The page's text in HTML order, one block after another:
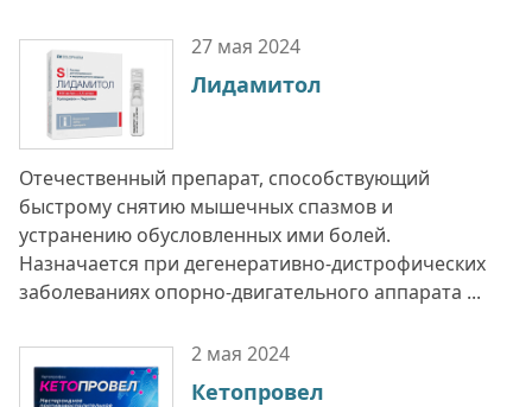
27 мая 2024
Лидамитол
Отечественный препарат, способствующий
быстрому снятию мышечных спазмов и
устранению обусловленных ими болей.
Назначается при дегенеративно-дистрофических
заболеваниях опорно-двигательного аппарата ...
2 мая 2024
Кетопровел